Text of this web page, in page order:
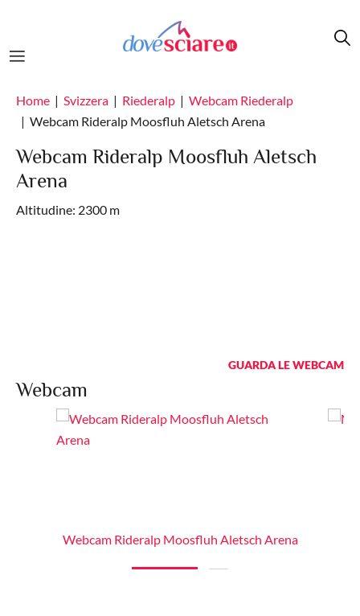
Home Svizzera Riederalp
Webcam Riederalp
Webcam Rideralp Moosfluh Aletsch Arena
Webcam Rideralp Moosfluh Aletsch
Arena
Altitudine: 2300 m
Webcam
GUARDA LE WEBCAM
Webcam Rideralp Moosfluh Aletsch Arena